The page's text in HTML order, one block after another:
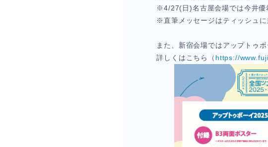
※4/27(日)名古屋会場では今井優
※直筆メッセージはティッシュ
また、新宿会場ではアップトゥ
詳しくはこちら（ https://